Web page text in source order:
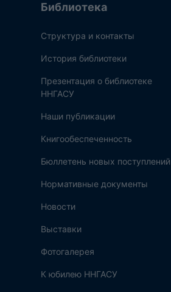
Библиотека
Структура и контакты
История библиотеки
Презентация о библиотеке
ННГАСУ
Наши публикации
Книгообеспеченность
Бюллетень новых поступлений
Нормативные документы
Новости
Выставки
Фотогалерея
К юбилею ННГАСУ